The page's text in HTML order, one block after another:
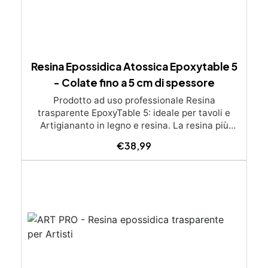
Resina Epossidica Atossica Epoxytable 5
- Colate fino a 5 cm di spessore
Prodotto ad uso professionale Resina
trasparente EpoxyTable 5: ideale per tavoli e
Artigiananto in legno e resina. La resina più
perfetta per colate di alto spessore fino a 5 cm.
Applicazioni Principali: Realizzazione di tavoli in
spessore dentro stampi e cassaforme
Caratteristiche principali: ✅ Bassissima
€38,99